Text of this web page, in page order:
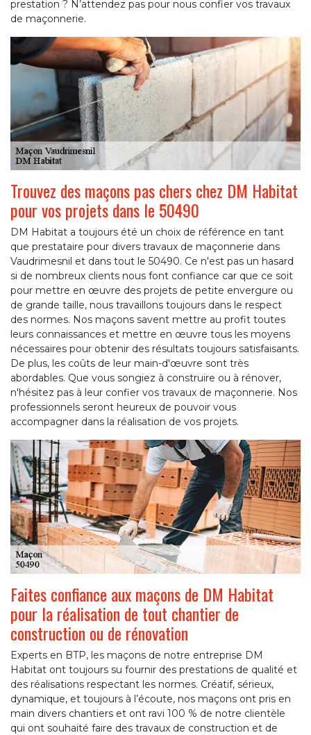
prestation ? N’attendez pas pour nous confier vos travaux
de maçonnerie.
Trouvez des maçons pas chers chez DM Habitat
pour vos projets dans le 50490
DM Habitat a toujours été un choix de référence en tant
que prestataire pour divers travaux de maçonnerie dans
Vaudrimesnil et dans tout le 50490. Ce n'est pas un hasard
si de nombreux clients nous font confiance car que ce soit
pour mettre en œuvre des projets de petite envergure ou
de grande taille, nous travaillons toujours dans le respect
des normes. Nos maçons savent mettre au profit toutes
leurs connaissances et mettre en œuvre tous les moyens
nécessaires pour obtenir des résultats toujours satisfaisants.
De plus, les coûts de leur main-d'œuvre sont très
abordables. Que vous songiez à construire ou à rénover,
n'hésitez pas à leur confier vos travaux de maçonnerie. Nos
professionnels seront heureux de pouvoir vous
accompagner dans la réalisation de vos projets.
Faites confiance aux maçons de DM Habitat
pour la réalisation de tout chantier de
construction ou de rénovation
Experts en BTP, les maçons de notre entreprise DM
Habitat ont toujours su fournir des prestations de qualité et
des réalisations respectant les normes. Créatif, sérieux,
dynamique, et toujours à l’écoute, nos maçons ont pris en
main divers chantiers et ont ravi 100 % de notre clientèle
qui ont souhaité faire des travaux de construction et de